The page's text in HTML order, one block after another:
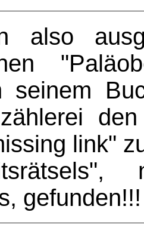
also
seinem
link"
gefunden!!!